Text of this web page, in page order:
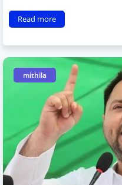
Read more
mithila